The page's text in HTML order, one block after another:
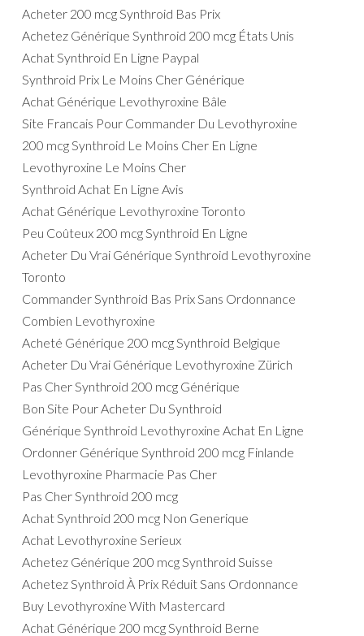
Acheter 200 mcg Synthroid Bas Prix
Achetez Générique Synthroid 200 mcg États Unis
Achat Synthroid En Ligne Paypal
Synthroid Prix Le Moins Cher Générique
Achat Générique Levothyroxine Bâle
Site Francais Pour Commander Du Levothyroxine
200 mcg Synthroid Le Moins Cher En Ligne
Levothyroxine Le Moins Cher
Synthroid Achat En Ligne Avis
Achat Générique Levothyroxine Toronto
Peu Coûteux 200 mcg Synthroid En Ligne
Acheter Du Vrai Générique Synthroid Levothyroxine
Toronto
Commander Synthroid Bas Prix Sans Ordonnance
Combien Levothyroxine
Acheté Générique 200 mcg Synthroid Belgique
Acheter Du Vrai Générique Levothyroxine Zürich
Pas Cher Synthroid 200 mcg Générique
Bon Site Pour Acheter Du Synthroid
Générique Synthroid Levothyroxine Achat En Ligne
Ordonner Générique Synthroid 200 mcg Finlande
Levothyroxine Pharmacie Pas Cher
Pas Cher Synthroid 200 mcg
Achat Synthroid 200 mcg Non Generique
Achat Levothyroxine Serieux
Achetez Générique 200 mcg Synthroid Suisse
Achetez Synthroid À Prix Réduit Sans Ordonnance
Buy Levothyroxine With Mastercard
Achat Générique 200 mcg Synthroid Berne